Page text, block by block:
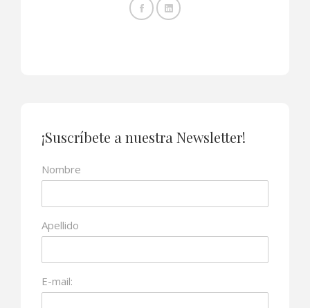
¡Suscríbete a nuestra Newsletter!
Nombre
Apellido
E-mail: